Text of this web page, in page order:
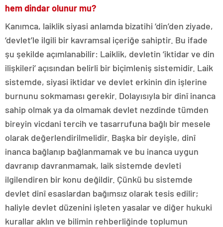
hem dindar olunur mu?
Kanımca, laiklik siyasi anlamda bizatihi ‘din’den ziyade,
‘devlet’le ilgili bir kavramsal içeriğe sahiptir. Bu ifade
şu şekilde açımlanabilir: Laiklik, devletin ‘iktidar ve din
ilişkileri’ açısından belirli bir biçimleniş sistemidir. Laik
sistemde, siyasi iktidar ve devlet erkinin din işlerine
burnunu sokmaması gerekir. Dolayısıyla bir dinî inanca
sahip olmak ya da olmamak devlet nezdinde tümden
bireyin vicdani tercih ve tasarrufuna bağlı bir mesele
olarak değerlendirilmelidir. Başka bir deyişle, dinî
inanca bağlanıp bağlanmamak ve bu inanca uygun
davranıp davranmamak, laik sistemde devleti
ilgilendiren bir konu değildir. Çünkü bu sistemde
devlet dinî esaslardan bağımsız olarak tesis edilir;
haliyle devlet düzenini işleten yasalar ve diğer hukuki
kurallar aklın ve bilimin rehberliğinde toplumun